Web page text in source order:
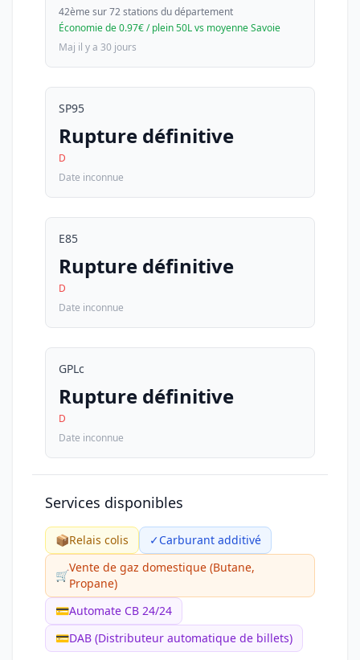
42ème sur 72 stations du département
Économie de 0.97€ / plein 50L vs moyenne Savoie
Maj il y a 30 jours
SP95
Rupture définitive
D
Date inconnue
E85
Rupture définitive
D
Date inconnue
GPLc
Rupture définitive
D
Date inconnue
Services disponibles
📦Relais colis ✓Carburant additivé
🛒
Vente de gaz domestique (Butane,
Propane)
💳Automate CB 24/24
💳DAB (Distributeur automatique de billets)